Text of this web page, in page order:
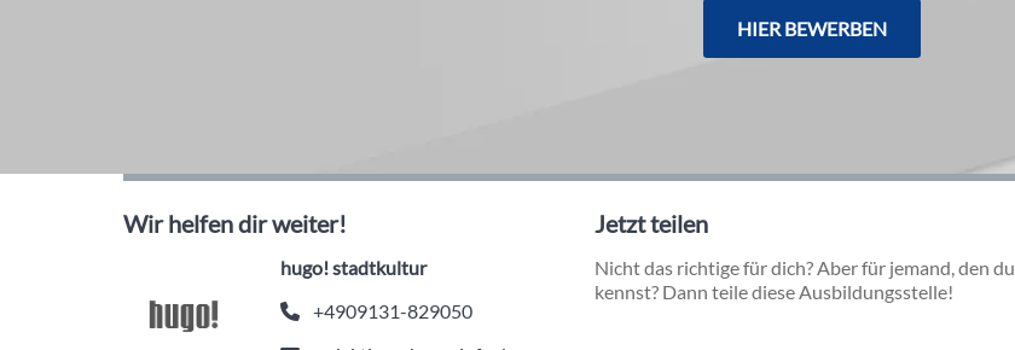
HIER BEWERBEN
Wir helfen dir weiter!
hugo! stadtkultur
+4909131-829050
Jetzt teilen
Nicht das richtige für dich? Aber für jemand, den du
kennst? Dann teile diese Ausbildungsstelle!